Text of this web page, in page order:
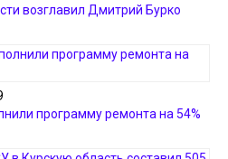
возглавил Дмитрий Бурко
программу ремонта на 54%